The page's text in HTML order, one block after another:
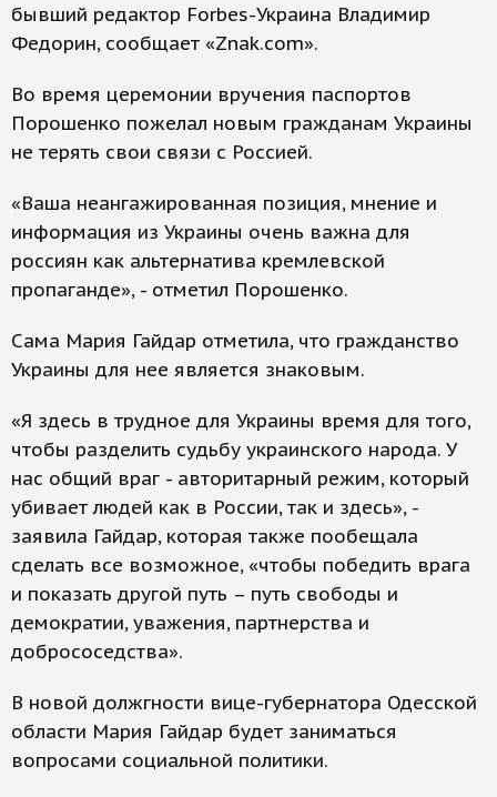
бывший редактор Forbes-Украина Владимир
Федорин, сообщает «Znak.com».
Во время церемонии вручения паспортов
Порошенко пожелал новым гражданам Украины
не терять свои связи с Россией.
«Ваша неангажированная позиция, мнение и
информация из Украины очень важна для
россиян как альтернатива кремлевской
пропаганде», - отметил Порошенко.
Сама Мария Гайдар отметила, что гражданство
Украины для нее является знаковым.
«Я здесь в трудное для Украины время для того,
чтобы разделить судьбу украинского народа. У
нас общий враг - авторитарный режим, который
убивает людей как в России, так и здесь», -
заявила Гайдар, которая также пообещала
сделать все возможное, «чтобы победить врага
и показать другой путь – путь свободы и
демократии, уважения, партнерства и
добрососедства».
В новой должгности вице-губернатора Одесской
области Мария Гайдар будет заниматься
вопросами социальной политики.